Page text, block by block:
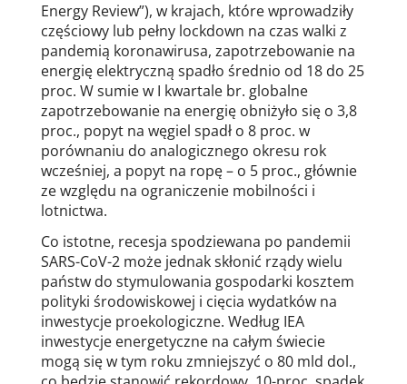
Energy Review”), w krajach, które wprowadziły
częściowy lub pełny lockdown na czas walki z
pandemią koronawirusa, zapotrzebowanie na
energię elektryczną spadło średnio od 18 do 25
proc. W sumie w I kwartale br. globalne
zapotrzebowanie na energię obniżyło się o 3,8
proc., popyt na węgiel spadł o 8 proc. w
porównaniu do analogicznego okresu rok
wcześniej, a popyt na ropę – o 5 proc., głównie
ze względu na ograniczenie mobilności i
lotnictwa.
Co istotne, recesja spodziewana po pandemii
SARS-CoV-2 może jednak skłonić rządy wielu
państw do stymulowania gospodarki kosztem
polityki środowiskowej i cięcia wydatków na
inwestycje proekologiczne. Według IEA
inwestycje energetyczne na całym świecie
mogą się w tym roku zmniejszyć o 80 mld dol.,